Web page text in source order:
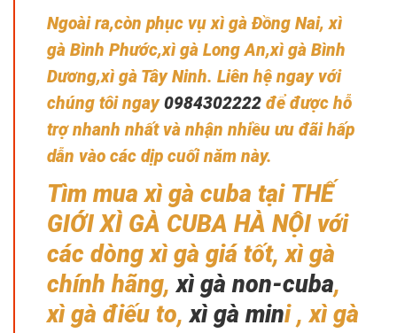
Ngoài ra,còn phục vụ xì gà Đồng Nai, xì
gà Bình Phước,xì gà Long An,xì gà Bình
Dương,xì gà Tây Ninh. Liên hệ ngay với
chúng tôi ngay0984302222 để được hỗ
trợ nhanh nhất và nhận nhiều ưu đãi hấp
dẫn vào các dịp cuối năm này.
Tìm mua xì gà cuba tại THẾ
GIỚI XÌ GÀ CUBA HÀ NỘI với
các dòng xì gà giá tốt, xì gà
chính hãng,xì gà non-cuba,
xì gà điếu to,xì gà mini , xì gà